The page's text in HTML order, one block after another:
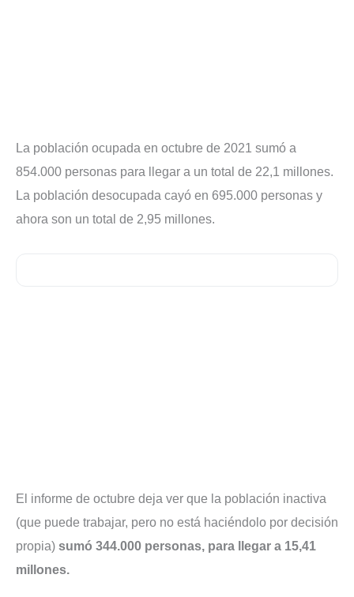
La población ocupada en octubre de 2021 sumó a
854.000 personas para llegar a un total de 22,1 millones.
La población desocupada cayó en 695.000 personas y
ahora son un total de 2,95 millones.
El informe de octubre deja ver que la población inactiva
(que puede trabajar, pero no está haciéndolo por decisión
propia) sumó 344.000 personas, para llegar a 15,41
millones.